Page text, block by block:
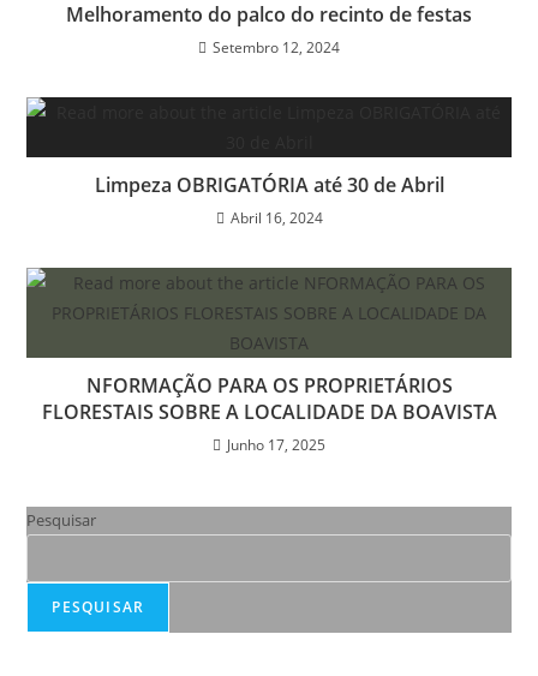
Melhoramento do palco do recinto de festas
Setembro 12, 2024
Limpeza OBRIGATÓRIA até 30 de Abril
Abril 16, 2024
NFORMAÇÃO PARA OS PROPRIETÁRIOS
FLORESTAIS SOBRE A LOCALIDADE DA BOAVISTA
Junho 17, 2025
Pesquisar
PESQUISAR